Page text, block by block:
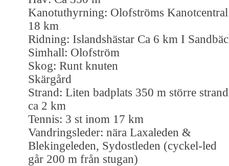
Kanotuthyrning: Olofströms Kanotcentral
18 km
Ridning: Islandshästar Ca 6 km I
Simhall: Olofström
Skog: Runt knuten
Skärgård
Strand: Liten badplats 350 m större strand
ca 2 km
Tennis: 3 st inom 17 km
Vandringsleder: nära Laxaleden &
Blekingeleden, Sydostleden (cyckel-led
går 200 m från stugan)